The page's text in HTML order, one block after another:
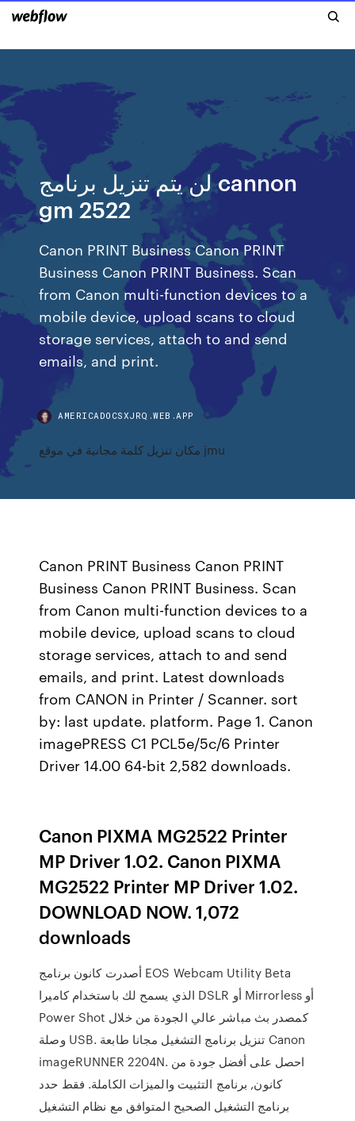
لن يتم تنزيل برنامج cannon
gm 2522
Canon PRINT Business Canon PRINT
Business Canon PRINT Business. Scan
from Canon multi-function devices to a
mobile device, upload scans to cloud
storage services, attach to and send
emails, and print.
AMERICADOCSXJRQ.WEB.APP
مكان تنزيل كلمة مجانية في موقع jmu
Canon PRINT Business Canon PRINT
Business Canon PRINT Business. Scan
from Canon multi-function devices to a
mobile device, upload scans to cloud
storage services, attach to and send
emails, and print. Latest downloads
from CANON in Printer / Scanner. sort
by: last update. platform. Page 1. Canon
imagePRESS C1 PCL5e/5c/6 Printer
Driver 14.00 64-bit 2,582 downloads.
Canon PIXMA MG2522 Printer
MP Driver 1.02. Canon PIXMA
MG2522 Printer MP Driver 1.02.
DOWNLOAD NOW. 1,072
downloads
أصدرت كانون برنامج EOS Webcam Utility Beta
الذي يسمح لك باستخدام كاميرا DSLR أو Mirrorless أو
Power Shot كمصدر بث مباشر عالي الجودة من خلال
وصلة USB. تنزيل برنامج التشغيل مجانا طابعة Canon
imageRUNNER 2204N. احصل على أفضل جودة من
كانون, برنامج التثبيت والميزات الكاملة. فقط حدد
برنامج التشغيل الصحيح المتوافق مع نظام التشغيل